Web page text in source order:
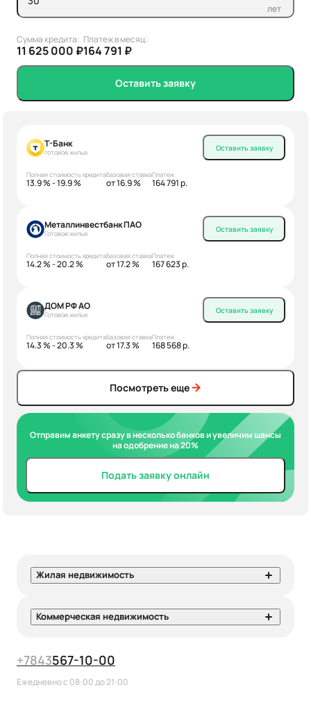
лет
Сумма кредита:
11 625 000 ₽
Платеж в месяц:
164 791 ₽
Оставить заявку
Т-Банк
готовое жилье
Полная стоимость кредита
13.9 % - 19.9 %
Базовая ставка
от 16.9 %
Платеж
164 791 р.
Оставить заявку
Металлинвестбанк ПАО
Готовое жилье
Полная стоимость кредита
14.2 % - 20.2 %
Базовая ставка
от 17.2 %
Платеж
167 623 р.
Оставить заявку
ДОМ РФ АО
Готовое жилье
Полная стоимость кредита
14.3 % - 20.3 %
Базовая ставка
от 17.3 %
Платеж
168 568 р.
Оставить заявку
Посмотреть еще
Отправим анкету сразу в несколько банков и увеличим шансы
на одобрение на 20%
Подать заявку онлайн
Жилая недвижимость
Коммерческая недвижимость
+7843567-10-00
Ежедневно с 08:00 до 21:00